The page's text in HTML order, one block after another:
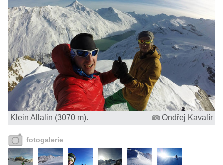
Klein Allalin (3070 m). Ondřej Kavalír
fotogalerie